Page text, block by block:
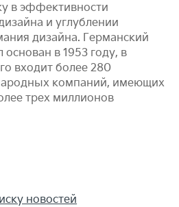
в эффективности
и углублении
дизайна. Германский
в 1953 году, в
входит более 280
компаний, имеющих
трех миллионов
новостей